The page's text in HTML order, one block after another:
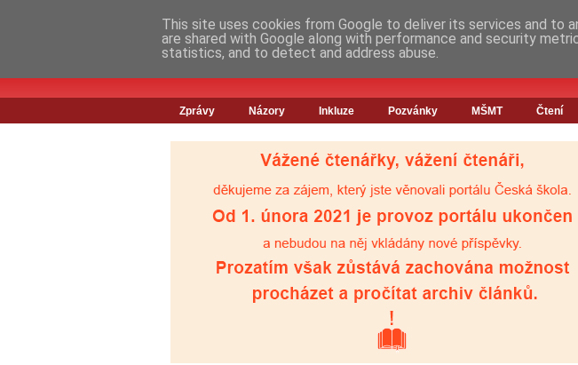
Zprávy Názory Inkluze Pozvánky MŠMT Čtení
This site uses cookies from Google to deliver its services and to
are shared with Google along with performance and security
statistics, and to detect and address abuse.